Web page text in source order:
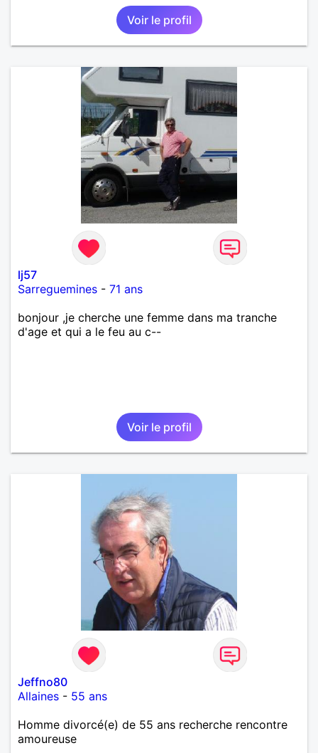
Voir le profil
lj57
Sarreguemines - 71 ans
bonjour ,je cherche une femme dans ma tranche
d'age et qui a le feu au c--
Voir le profil
Jeffno80
Allaines - 55 ans
Homme divorcé(e) de 55 ans recherche rencontre
amoureuse